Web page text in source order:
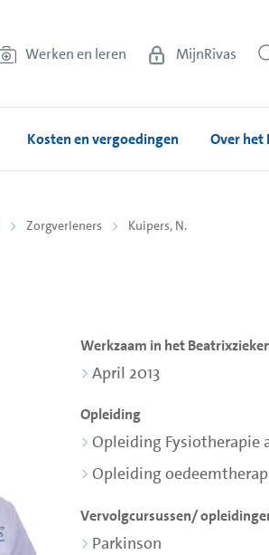
Werken en leren MijnRivas
Kosten en vergoedingen Over het
Zorgverleners Kuipers, N.
Werkzaam in het
April 2013
Opleiding
Opleiding Fysiotherapie
Opleiding
Vervolgcursussen/
Parkinson